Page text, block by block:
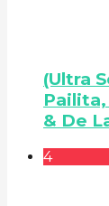
(Ultra
& De
4